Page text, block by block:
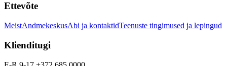
Ettevõte
MeistAndmekeskusAbi ja kontaktidTeenuste tingimused ja lepingud
Klienditugi